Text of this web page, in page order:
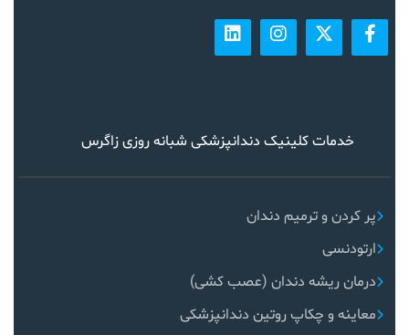
خدمات کلینیک دندانپزشکی شبانه روزی زاگرس
پر کردن و ترمیم دندان
ارتودنسی
درمان ریشه دندان (عصب کشی)
معاینه و چکاپ روتین دندانپزشکی